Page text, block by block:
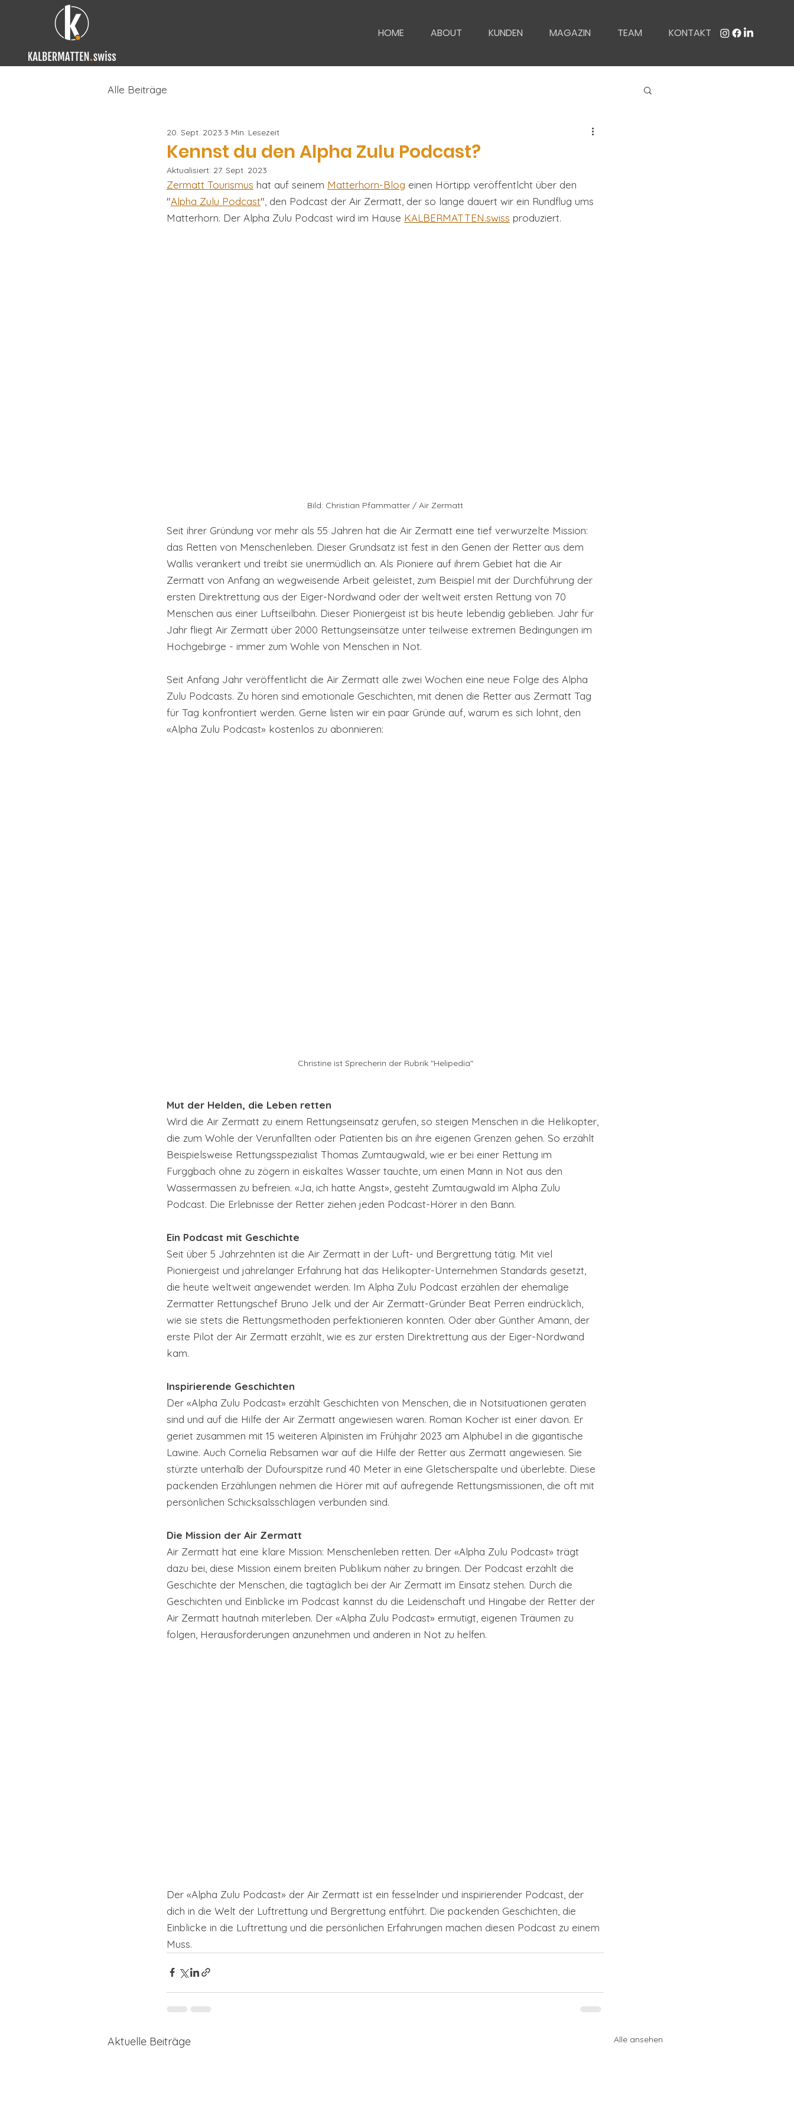
HOME ABOUT KUNDEN MAGAZIN TEAM KONTAKT
Alle Beiträge
Kennst du den Alpha Zulu Podcast?
20. Sept. 2023 3 Min. Lesezeit
Aktualisiert: 27. Sept. 2023
Zermatt Tourismus hat auf seinem Matterhorn-Blog einen Hörtipp veröffentlcht über den
"Alpha Zulu Podcast", den Podcast der Air Zermatt, der so lange dauert wir ein Rundflug ums
Matterhorn. Der Alpha Zulu Podcast wird im Hause KALBERMATTEN.swiss produziert.
Bild: Christian Pfammatter / Air Zermatt
Seit ihrer Gründung vor mehr als 55 Jahren hat die Air Zermatt eine tief verwurzelte Mission:
das Retten von Menschenleben. Dieser Grundsatz ist fest in den Genen der Retter aus dem
Wallis verankert und treibt sie unermüdlich an. Als Pioniere auf ihrem Gebiet hat die Air
Zermatt von Anfang an wegweisende Arbeit geleistet, zum Beispiel mit der Durchführung der
ersten Direktrettung aus der Eiger-Nordwand oder der weltweit ersten Rettung von 70
Menschen aus einer Luftseilbahn. Dieser Pioniergeist ist bis heute lebendig geblieben. Jahr für
Jahr fliegt Air Zermatt über 2000 Rettungseinsätze unter teilweise extremen Bedingungen im
Hochgebirge - immer zum Wohle von Menschen in Not.
Seit Anfang Jahr veröffentlicht die Air Zermatt alle zwei Wochen eine neue Folge des Alpha
Zulu Podcasts. Zu hören sind emotionale Geschichten, mit denen die Retter aus Zermatt Tag
für Tag konfrontiert werden. Gerne listen wir ein paar Gründe auf, warum es sich lohnt, den
«Alpha Zulu Podcast» kostenlos zu abonnieren:
Christine ist Sprecherin der Rubrik "Helipedia"
Mut der Helden, die Leben retten
Wird die Air Zermatt zu einem Rettungseinsatz gerufen, so steigen Menschen in die Helikopter,
die zum Wohle der Verunfallten oder Patienten bis an ihre eigenen Grenzen gehen. So erzählt
Beispielsweise Rettungsspezialist Thomas Zumtaugwald, wie er bei einer Rettung im
Furggbach ohne zu zögern in eiskaltes Wasser tauchte, um einen Mann in Not aus den
Wassermassen zu befreien. «Ja, ich hatte Angst», gesteht Zumtaugwald im Alpha Zulu
Podcast. Die Erlebnisse der Retter ziehen jeden Podcast-Hörer in den Bann.
Ein Podcast mit Geschichte
Seit über 5 Jahrzehnten ist die Air Zermatt in der Luft- und Bergrettung tätig. Mit viel
Pioniergeist und jahrelanger Erfahrung hat das Helikopter-Unternehmen Standards gesetzt,
die heute weltweit angewendet werden. Im Alpha Zulu Podcast erzählen der ehemalige
Zermatter Rettungschef Bruno Jelk und der Air Zermatt-Gründer Beat Perren eindrücklich,
wie sie stets die Rettungsmethoden perfektionieren konnten. Oder aber Günther Amann, der
erste Pilot der Air Zermatt erzählt, wie es zur ersten Direktrettung aus der Eiger-Nordwand
kam.
Inspirierende Geschichten
Der «Alpha Zulu Podcast» erzählt Geschichten von Menschen, die in Notsituationen geraten
sind und auf die Hilfe der Air Zermatt angewiesen waren. Roman Kocher ist einer davon. Er
geriet zusammen mit 15 weiteren Alpinisten im Frühjahr 2023 am Alphubel in die gigantische
Lawine. Auch Cornelia Rebsamen war auf die Hilfe der Retter aus Zermatt angewiesen. Sie
stürzte unterhalb der Dufourspitze rund 40 Meter in eine Gletscherspalte und überlebte. Diese
packenden Erzählungen nehmen die Hörer mit auf aufregende Rettungsmissionen, die oft mit
persönlichen Schicksalsschlägen verbunden sind.
Die Mission der Air Zermatt
Air Zermatt hat eine klare Mission: Menschenleben retten. Der «Alpha Zulu Podcast» trägt
dazu bei, diese Mission einem breiten Publikum näher zu bringen. Der Podcast erzählt die
Geschichte der Menschen, die tagtäglich bei der Air Zermatt im Einsatz stehen. Durch die
Geschichten und Einblicke im Podcast kannst du die Leidenschaft und Hingabe der Retter der
Air Zermatt hautnah miterleben. Der «Alpha Zulu Podcast» ermutigt, eigenen Träumen zu
folgen, Herausforderungen anzunehmen und anderen in Not zu helfen.
Der «Alpha Zulu Podcast» der Air Zermatt ist ein fesselnder und inspirierender Podcast, der
dich in die Welt der Luftrettung und Bergrettung entführt. Die packenden Geschichten, die
Einblicke in die Luftrettung und die persönlichen Erfahrungen machen diesen Podcast zu einem
Muss.
Aktuelle Beiträge Alle ansehen